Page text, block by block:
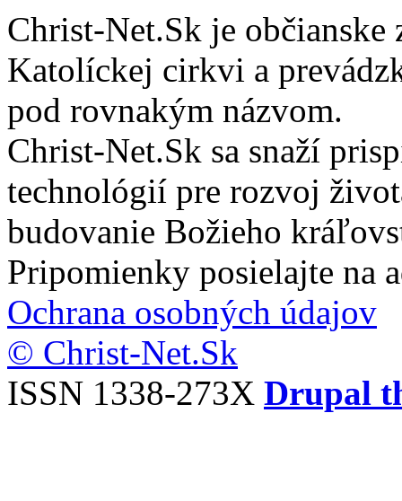
Christ-Net.Sk je
Katolíckej cirkvi a
pod rovnakým názvom.
Christ-Net.Sk sa snaží
technológií pre rozvoj
budovanie Božieho
Pripomienky posielajte na
Ochrana osobných údajov
© Christ-Net.Sk
ISSN 1338-273X Drupal